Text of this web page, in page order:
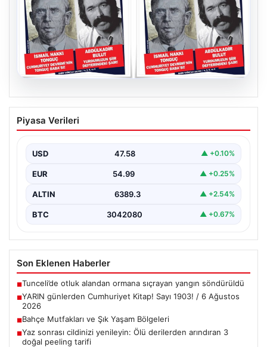
YARIN günlerden Cumhuriyet Kitap!
Sayı 1903! / 6 Ağustos 2026
Piyasa Verileri
USD 47.58 ▲ +0.10%
EUR 54.99 ▲ +0.25%
ALTIN 6389.3 ▲ +2.54%
BTC 3042080 ▲ +0.67%
Son Eklenen Haberler
■Tunceli’de otluk alandan ormana sıçrayan yangın söndürüldü
■YARIN günlerden Cumhuriyet Kitap! Sayı 1903! / 6 Ağustos
2026
■Bahçe Mutfakları ve Şık Yaşam Bölgeleri
■Yaz sonrası cildinizi yenileyin: Ölü derilerden arındıran 3
doğal peeling tarifi